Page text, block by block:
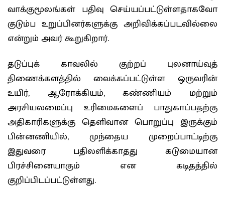
வாக்குமூலங்கள் பதிவு செய்யப்பட்டுள்ளதாகவோ
குடும்ப உறுப்பினர்களுக்கு அறிவிக்கப்படவில்லை
என்றும் அவர் கூறுகிறார்.
தடுப்புக் காவலில் குற்றப் புலனாய்வுத்
திணைக்களத்தில் வைக்கப்பட்டுள்ள ஒருவரின்
உயிர், ஆரோக்கியம், கண்ணியம் மற்றும்
அரசியலமைப்பு உரிமைகளைப் பாதுகாப்பதற்கு
அதிகாரிகளுக்கு தெளிவான பொறுப்பு இருக்கும்
பின்னணியில், முந்தைய முறைப்பாட்டிற்கு
இதுவரை பதிலளிக்காதது கடுமையான
பிரச்சினையாகும் என கடிதத்தில்
குறிப்பிடப்பட்டுள்ளது.